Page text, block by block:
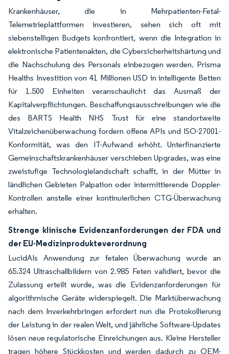
Krankenhäuser, die in Mehrpatienten-Fetal-
Telemetrieplattformen investieren, sehen sich oft mit
siebenstelligen Budgets konfrontiert, wenn die Integration in
elektronische Patientenakten, die Cybersicherheitshärtung und
die Nachschulung des Personals einbezogen werden. Prisma
Healths Investition von 41 Millionen USD in intelligente Betten
für 1.500 Einheiten veranschaulicht das Ausmaß der
Kapitalverpflichtungen. Beschaffungsausschreibungen wie die
des BARTS Health NHS Trust für eine standortweite
Vitalzeichenüberwachung fordern offene APIs und ISO-27001-
Konformität, was den IT-Aufwand erhöht. Unterfinanzierte
Gemeinschaftskrankenhäuser verschieben Upgrades, was eine
zweistufige Technologielandschaft schafft, in der Mütter in
ländlichen Gebieten Palpation oder intermittierende Doppler-
Kontrollen anstelle einer kontinuierlichen CTG-Überwachung
erhalten.
Strenge klinische Evidenzanforderungen der FDA und
der EU-Medizinprodukteverordnung
LucidAIs Anwendung zur fetalen Überwachung wurde an
65.324 Ultraschallbildern von 2.985 Feten validiert, bevor die
Zulassung erteilt wurde, was die Evidenzanforderungen für
algorithmische Geräte widerspiegelt. Die Marktüberwachung
nach dem Inverkehrbringen erfordert nun die Protokollierung
der Leistung in der realen Welt, und jährliche Software-Updates
lösen neue regulatorische Einreichungen aus. Kleine Hersteller
tragen höhere Stückkosten und werden dadurch zu OEM-